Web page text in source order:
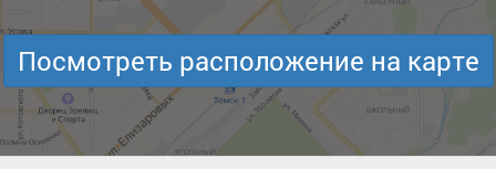
Посмотреть расположение на карте